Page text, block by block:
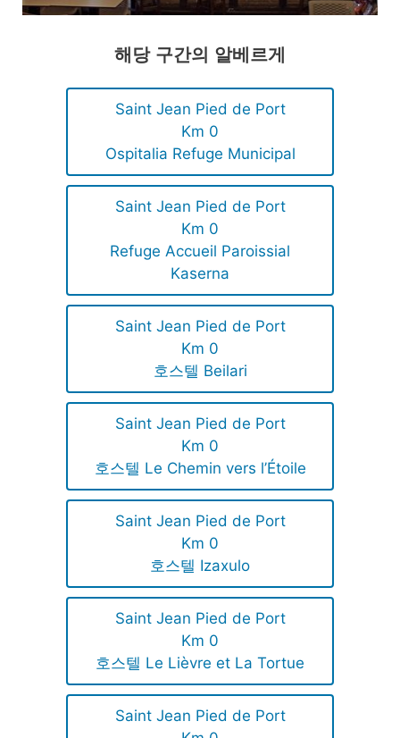
해당 구간의 알베르게
Saint Jean Pied de Port
Km 0
Ospitalia Refuge Municipal
Saint Jean Pied de Port
Km 0
Refuge Accueil Paroissial
Kaserna
Saint Jean Pied de Port
Km 0
호스텔 Beilari
Saint Jean Pied de Port
Km 0
호스텔 Le Chemin vers l’Étoile
Saint Jean Pied de Port
Km 0
호스텔 Izaxulo
Saint Jean Pied de Port
Km 0
호스텔 Le Lièvre et La Tortue
Saint Jean Pied de Port